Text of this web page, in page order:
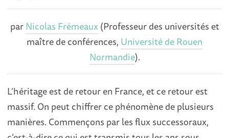
parNicolas Frémeaux(Professeur des universités et
maître de conférences, Université de Rouen
Normandie).
L’héritage est de retour en France, et ce retour est
massif. On peut chiffrer ce phénomène de plusieurs
manières. Commençons par les flux successoraux,